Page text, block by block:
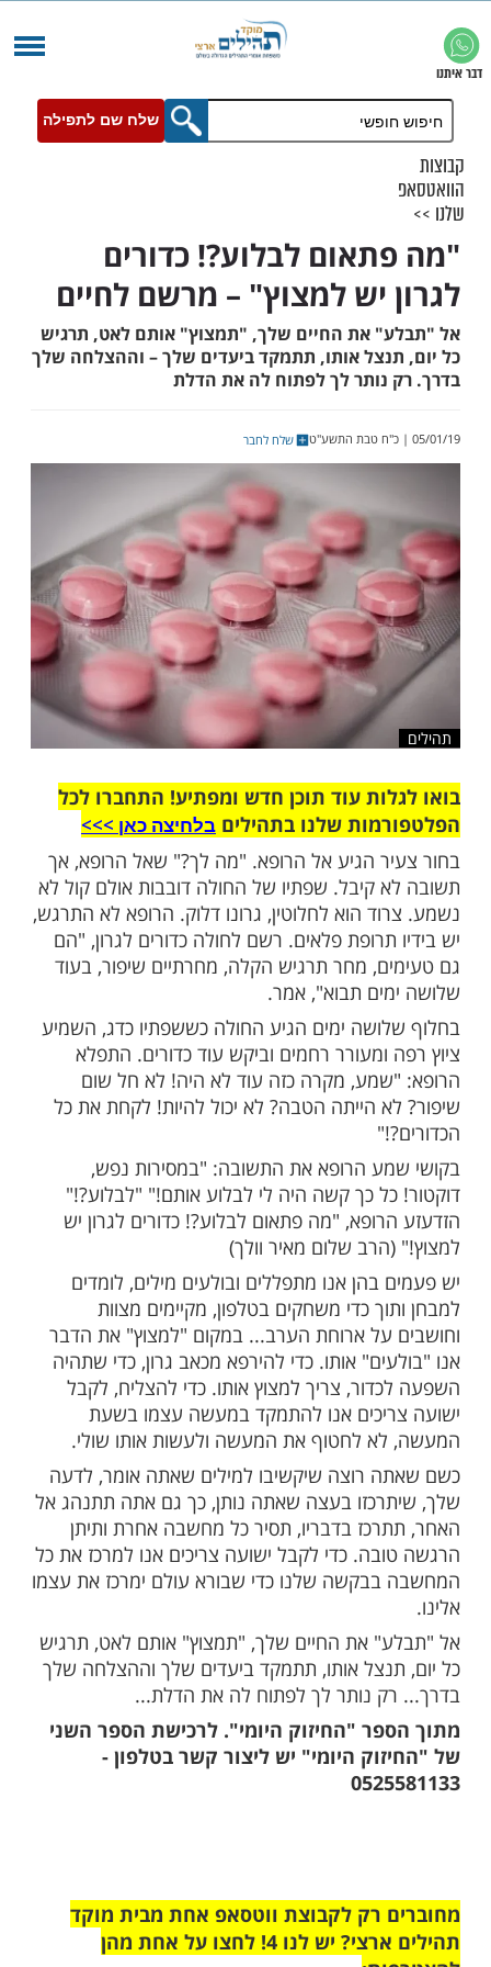
שלח שם לתפילה
לבלוע?! כדורים
יש למצוץ" – מרשם לחיים
אותו, תתמקד ביעדים שלך – וההצלחה שלך
לך לפתוח לה את הדלת
שלח לחבר
עוד תוכן חדש ומפתיע! התחברו לכל
שלנו בתהיליםבלחיצה כאן >>>​
הגיע אל הרופא. "מה לך?" שאל הרופא, אך
קיבל. שפתיו של החולה דובבות אולם קול לא
הוא לחלוטין, גרונו דלוק. הרופא לא התרגש,
פלאים. רשם לחולה כדורים לגרון, "הם
מחר תרגיש הקלה, מחרתיים שיפור, בעוד
תבוא", אמר.
ימים הגיע החולה כששפתיו כדג, השמיע
ומעורר רחמים וביקש עוד כדורים. התפלא
מקרה כזה עוד לא היה! לא חל שום
הייתה הטבה? לא יכול להיות! לקחת את כל
הרופא את התשובה: "במסירות נפש,
כך קשה היה לי לבלוע אותם!" "לבלוע?!"
"מה פתאום לבלוע?! כדורים לגרון יש
שלום מאיר וולך)
אנו מתפללים ובולעים מילים, לומדים
כדי משחקים בטלפון, מקיימים מצוות
על ארוחת הערב... במקום "למצוץ" את הדבר
אותו. כדי להירפא מכאב גרון, כדי שתהיה
צריך למצוץ אותו. כדי להצליח, לקבל
אנו להתמקד במעשה עצמו בשעת
לחטוף את המעשה ולעשות אותו שולי.
בדבריו, תסיר כל מחשבה אחרת ותיתן
כדי לקבל ישועה צריכים אנו למרכז את כל